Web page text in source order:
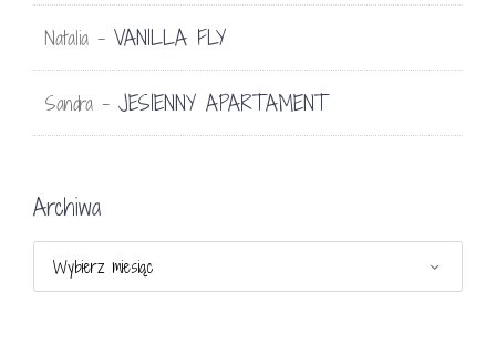
Natalia - VANILLA FLY
Sandra - JESIENNY APARTAMENT
Archiwa